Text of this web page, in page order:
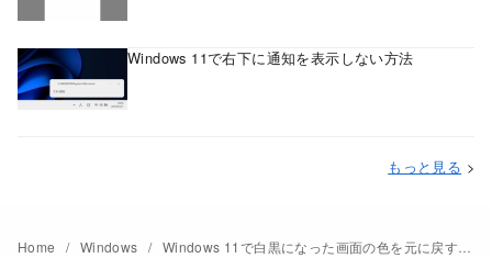
Windows 11で右下に通知を表示しない方法
もっと見る >
Home Windows Windows 11で白黒になった画面の色を元に戻す方法